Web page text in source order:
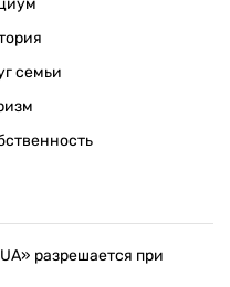
семьи
разрешается при